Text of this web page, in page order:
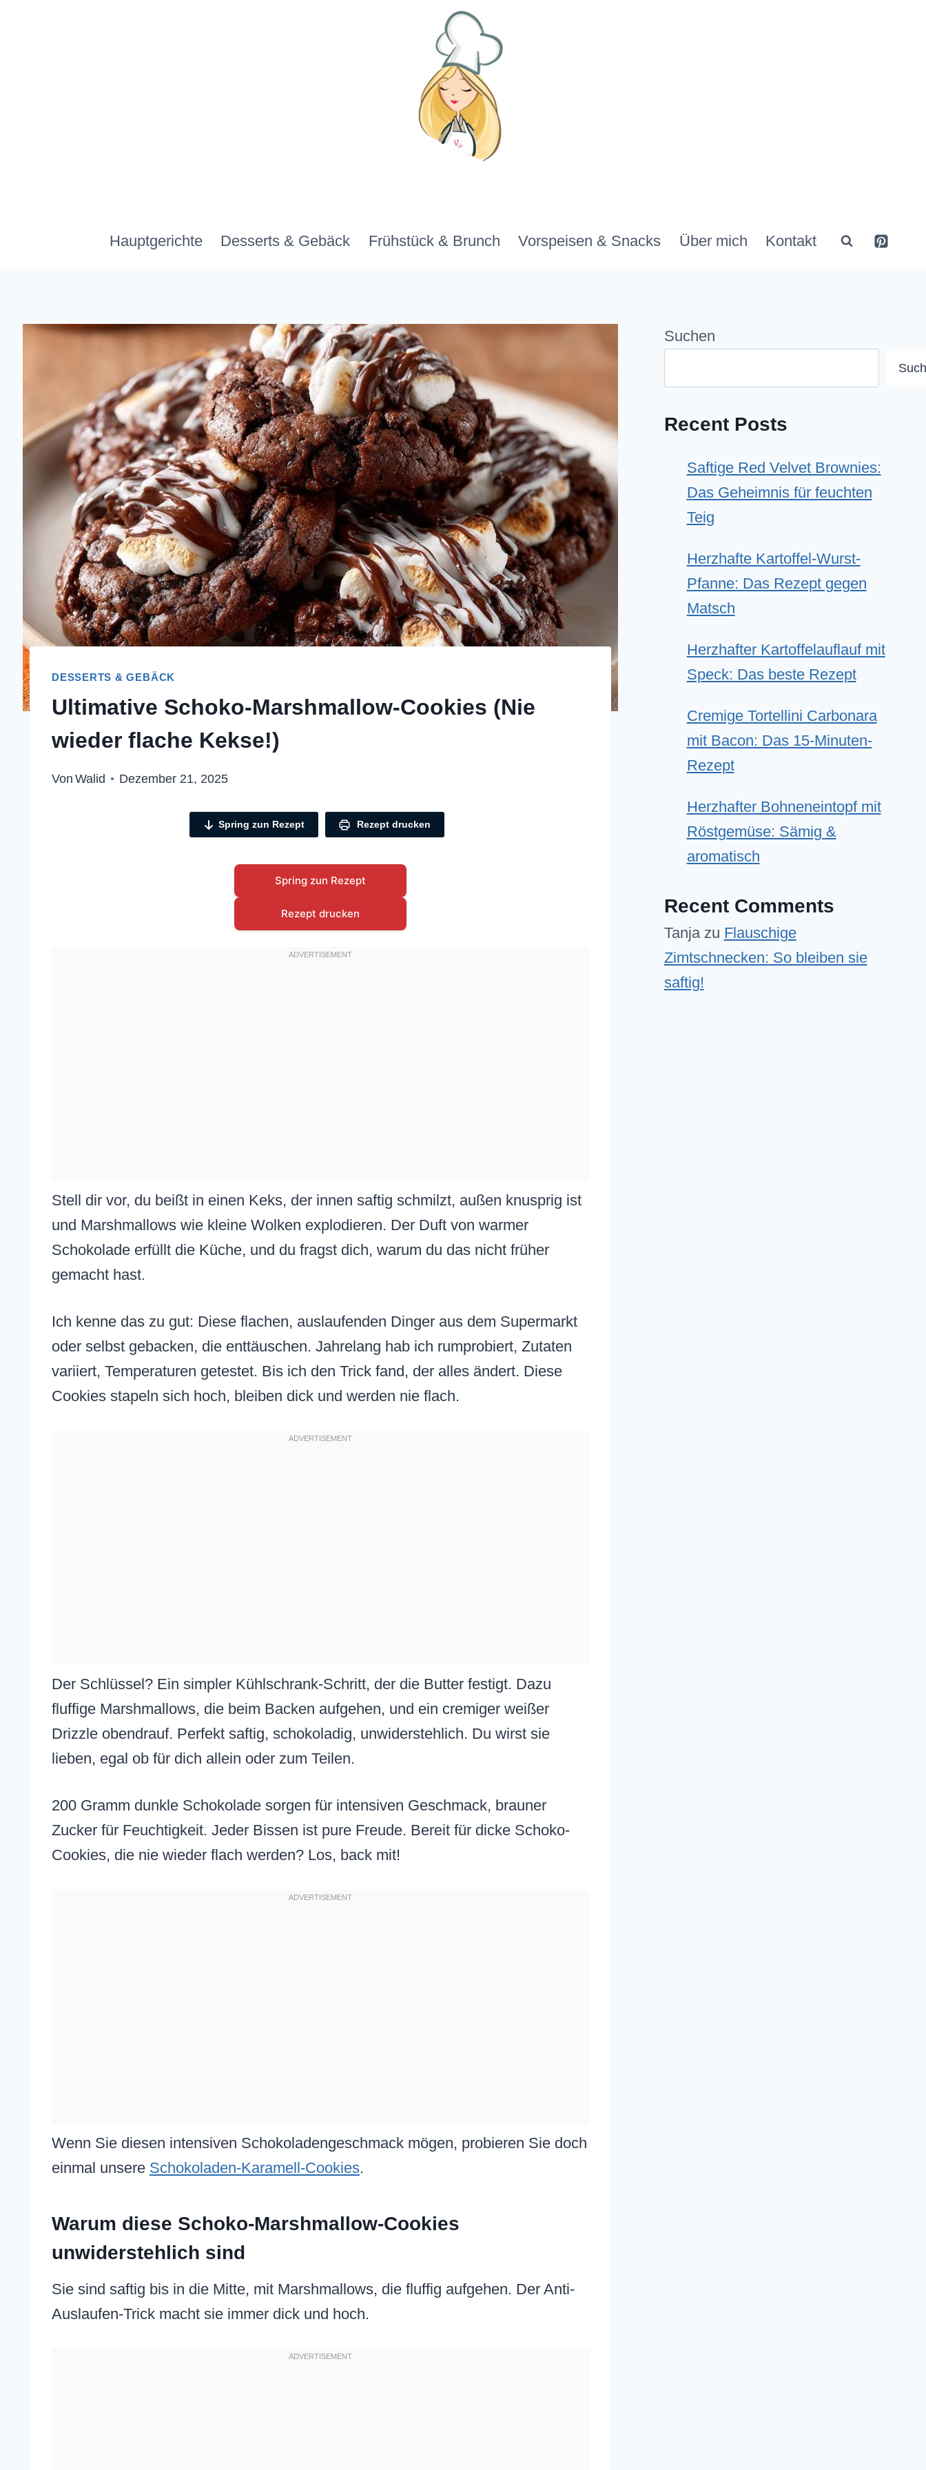
Hauptgerichte Desserts & Gebäck Frühstück & Brunch Vorspeisen & Snacks Über mich Kontakt
DESSERTS & GEBÄCK
Ultimative Schoko-Marshmallow-Cookies (Nie
wieder flache Kekse!)
Von Walid Dezember 21, 2025
Spring zun Rezept Rezept drucken
Spring zun Rezept
Rezept drucken
Stell dir vor, du beißt in einen Keks, der innen saftig schmilzt, außen knusprig ist
und Marshmallows wie kleine Wolken explodieren. Der Duft von warmer
Schokolade erfüllt die Küche, und du fragst dich, warum du das nicht früher
gemacht hast.
Ich kenne das zu gut: Diese flachen, auslaufenden Dinger aus dem Supermarkt
oder selbst gebacken, die enttäuschen. Jahrelang hab ich rumprobiert, Zutaten
variiert, Temperaturen getestet. Bis ich den Trick fand, der alles ändert. Diese
Cookies stapeln sich hoch, bleiben dick und werden nie flach.
Der Schlüssel? Ein simpler Kühlschrank-Schritt, der die Butter festigt. Dazu
fluffige Marshmallows, die beim Backen aufgehen, und ein cremiger weißer
Drizzle obendrauf. Perfekt saftig, schokoladig, unwiderstehlich. Du wirst sie
lieben, egal ob für dich allein oder zum Teilen.
200 Gramm dunkle Schokolade sorgen für intensiven Geschmack, brauner
Zucker für Feuchtigkeit. Jeder Bissen ist pure Freude. Bereit für dicke Schoko-
Cookies, die nie wieder flach werden? Los, back mit!
Wenn Sie diesen intensiven Schokoladengeschmack mögen, probieren Sie doch
einmal unsere Schokoladen-Karamell-Cookies.
Warum diese Schoko-Marshmallow-Cookies
unwiderstehlich sind
Sie sind saftig bis in die Mitte, mit Marshmallows, die fluffig aufgehen. Der Anti-
Auslaufen-Trick macht sie immer dick und hoch.
Suchen
Recent Posts
Saftige Red Velvet Brownies:
Das Geheimnis für feuchten
Teig
Herzhafte Kartoffel-Wurst-
Pfanne: Das Rezept gegen
Matsch
Herzhafter Kartoffelauflauf mit
Speck: Das beste Rezept
Cremige Tortellini Carbonara
mit Bacon: Das 15-Minuten-
Rezept
Herzhafter Bohneneintopf mit
Röstgemüse: Sämig &
aromatisch
Recent Comments
Tanjazu Flauschige
Zimtschnecken: So bleiben sie
saftig!